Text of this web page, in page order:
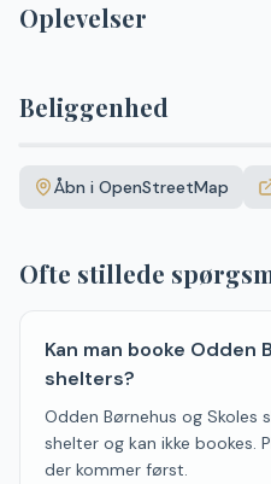
Oplevelser
Beliggenhed
+Åbn i OpenStreetMap
Ofte stillede
Kan man booke Odden
shelters?
Odden Børnehus og
shelter og kan ikke bookes.
der kommer først.